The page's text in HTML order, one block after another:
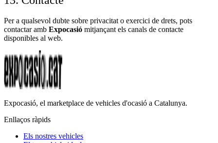
Per a qualsevol dubte sobre privacitat o exercici de drets, pots
contactar amb Expocasió mitjançant els canals de contacte
disponibles al web.
Expocasió, el marketplace de vehicles d'ocasió a Catalunya.
Enllaços ràpids
Els nostres vehicles